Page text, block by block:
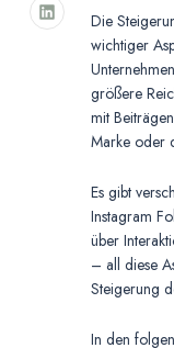
Die
wichtiger
größere
mit
Marke oder
Es gibt
Instagram
über
– all diese
Steigerung
In den